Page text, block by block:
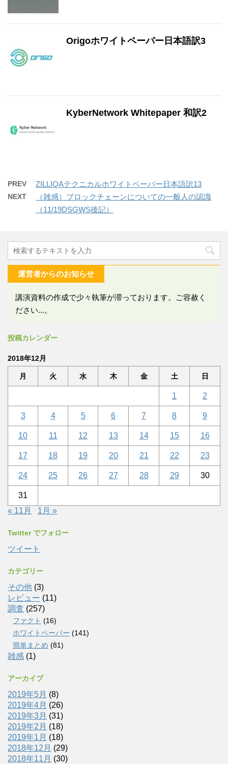
Origoホワイトペーパー日本語訳3
KyberNetwork Whitepaper 和訳2
PREV ZILLIQAテクニカルホワイトペーパー日本語訳13
NEXT
（雑感）ブロックチェーンについての一般人の認識
（11/19DSGWS後記）
運営者からのお知らせ
講演資料の作成で少々執筆が滞っております。ご容赦く
ださい...。
投稿カレンダー
2018年12月
月 火 水 木 金 土 日
1 2
3 4 5 6 7 8 9
10 11 12 13 14 15 16
17 18 19 20 21 22 23
24 25 26 27 28 29 30
31
« 11月
1月 »
Twitter でフォロー
ツイート
カテゴリー
その他 (3)
レビュー (11)
調査 (257)
ファクト (16)
ホワイトペーパー (141)
簡単まとめ (81)
雑感 (1)
アーカイブ
2019年5月 (8)
2019年4月 (26)
2019年3月 (31)
2019年2月 (18)
2019年1月 (18)
2018年12月 (29)
2018年11月 (30)